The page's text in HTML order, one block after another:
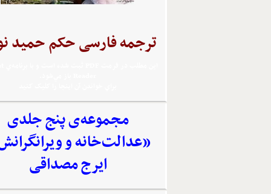
ترجمه فارسی حکم حمید
مجموعه‌‌ی پنج جلدی
«عدالت‌خانه و
ایرج مصداقی